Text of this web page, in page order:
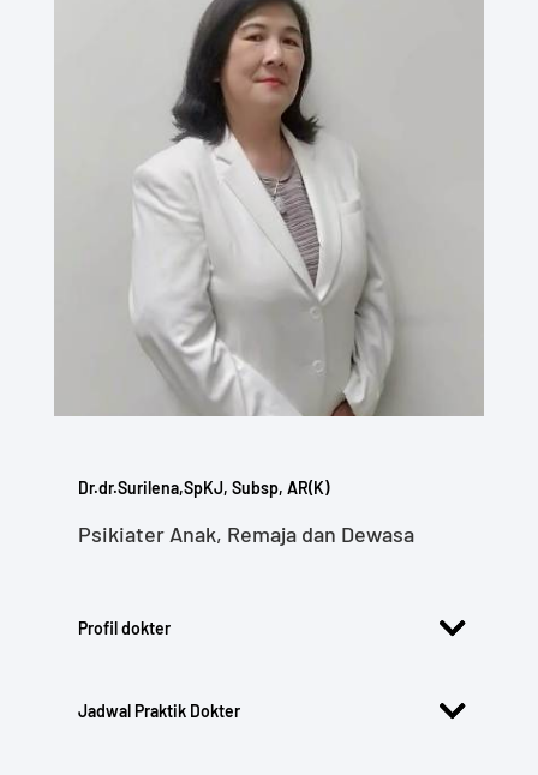
Dr.dr.Surilena,SpKJ, Subsp, AR(K)
Psikiater Anak, Remaja dan Dewasa
Profil dokter
Jadwal Praktik Dokter